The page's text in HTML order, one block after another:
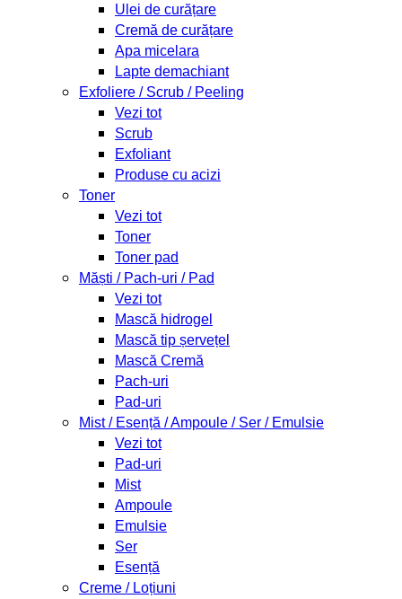
Ulei de curățare
Cremă de curățare
Apa micelara
Lapte demachiant
Exfoliere / Scrub / Peeling
Vezi tot
Scrub
Exfoliant
Produse cu acizi
Toner
Vezi tot
Toner
Toner pad
Măști / Pach-uri / Pad
Vezi tot
Mască hidrogel
Mască tip șervețel
Mască Cremă
Pach-uri
Pad-uri
Mist / Esență / Ampoule / Ser / Emulsie
Vezi tot
Pad-uri
Mist
Ampoule
Emulsie
Ser
Esență
Creme / Loțiuni